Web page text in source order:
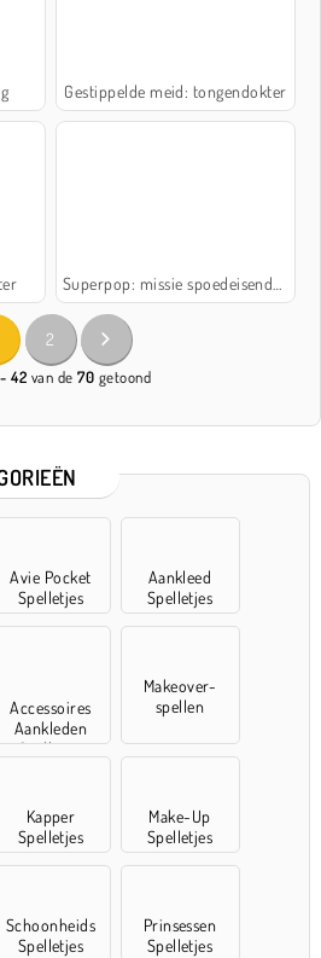
Gestippelde meid: tongendokter
Superpop: missie spoedeisende hulp
2
- 42 van de70 getoond
Avie Pocket
Spelletjes
Aankleed
Spelletjes
Accessoires
Aankleden
Spelletjes
Makeover-
spellen
Kapper
Spelletjes
Make-Up
Spelletjes
Schoonheids
Spelletjes
Prinsessen
Spelletjes